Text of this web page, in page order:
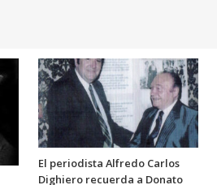
El periodista Alfredo Carlos
Dighiero recuerda a Donato